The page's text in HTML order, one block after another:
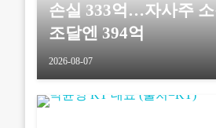
손실 333억…자사주 소
조달엔 394억
2026-08-07